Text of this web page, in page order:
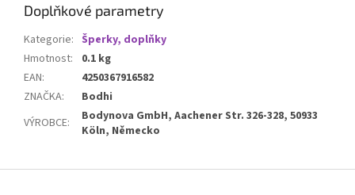
Doplňkové parametry
Kategorie: Šperky, doplňky
Hmotnost:
0.1 kg
EAN:
4250367916582
ZNAČKA:
Bodhi
VÝROBCE:
Bodynova GmbH, Aachener Str. 326-328, 50933
Köln, Německo